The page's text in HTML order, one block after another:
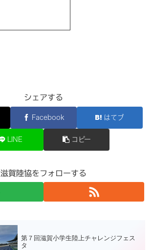
シェアする
Facebook はてブ
LINE コピー
滋賀陸協をフォローする
第７回滋賀小学生陸上チャレンジフェス
タ